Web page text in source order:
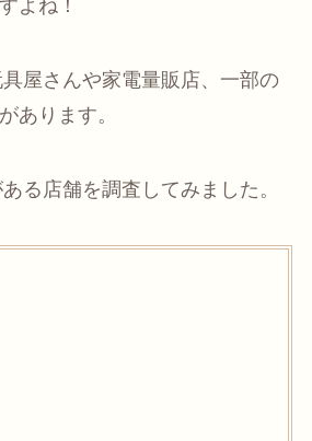
よね！
屋さんや家電量販店、一部の
あります。
る店舗を調査してみました。